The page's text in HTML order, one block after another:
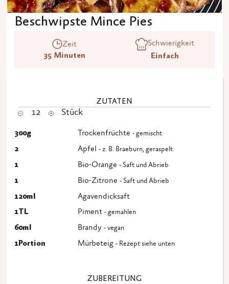
Beschwipste Mince Pies
Zeit
35 Minuten
Schwierigkeit
Einfach
ZUTATEN
12 Stück
300g Trockenfrüchte - gemischt
2 Apfel - z. B. Braeburn, geraspelt
1 Bio-Orange - Saft und Abrieb
1 Bio-Zitrone - Saft und Abrieb
120ml
Agavendicksaft
1TL Piment - gemahlen
60ml Brandy - vegan
1Portion Mürbeteig - Rezept siehe unten
ZUBEREITUNG